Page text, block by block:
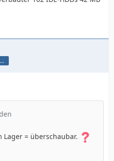
Wahnsinnige Geschwindigkeit - und los!
Lager = überschaubar.